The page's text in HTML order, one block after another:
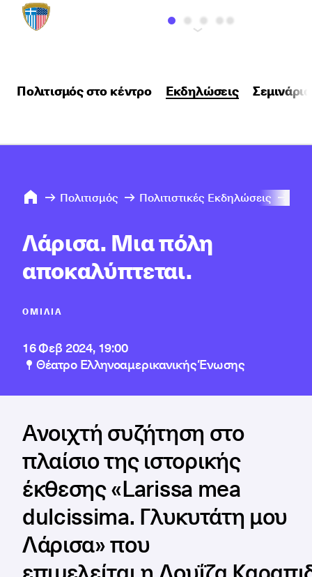
Πολιτισμός στο κέντρο Εκδηλώσεις Σεμινάρια
Πολιτισμός Πολιτιστικές Εκδηλώσεις
Λάρισα. Μια πόλη
αποκαλύπτεται.
ΟΜΙΛΊΑ
16 Φεβ 2024, 19:00
Θέατρο Ελληνοαμερικανικής Ένωσης
Ανοιχτή συζήτηση στο
πλαίσιο της ιστορικής
έκθεσης «Larissa mea
dulcissima. Γλυκυτάτη μου
Λάρισα» που